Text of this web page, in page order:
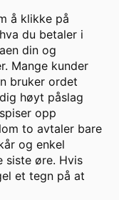
å klikke på
du betaler i
din og
Mange kunder
bruker ordet
høyt påslag
opp
to avtaler bare
og enkel
siste øre. Hvis
et tegn på at